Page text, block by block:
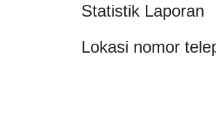
Statistik Laporan
Lokasi nomor